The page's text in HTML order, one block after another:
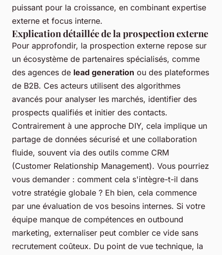
puissant pour la croissance, en combinant expertise
externe et focus interne.
Explication détaillée de la prospection externe
Pour approfondir, la prospection externe repose sur
un écosystème de partenaires spécialisés, comme
des agences de lead generation ou des plateformes
de B2B. Ces acteurs utilisent des algorithmes
avancés pour analyser les marchés, identifier des
prospects qualifiés et initier des contacts.
Contrairement à une approche DIY, cela implique un
partage de données sécurisé et une collaboration
fluide, souvent via des outils comme CRM
(Customer Relationship Management). Vous pourriez
vous demander : comment cela s'intègre-t-il dans
votre stratégie globale ? Eh bien, cela commence
par une évaluation de vos besoins internes. Si votre
équipe manque de compétences en outbound
marketing, externaliser peut combler ce vide sans
recrutement coûteux. Du point de vue technique, la